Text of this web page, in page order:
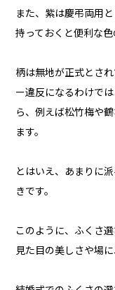
また、紫は慶弔両用
持っておくと便利な色
柄は無地が正式とさ
ー違反になるわけで
ら、例えば松竹梅や
ます。
とはいえ、あまりに
きです。
このように、ふくさ
見た目の美しさや場